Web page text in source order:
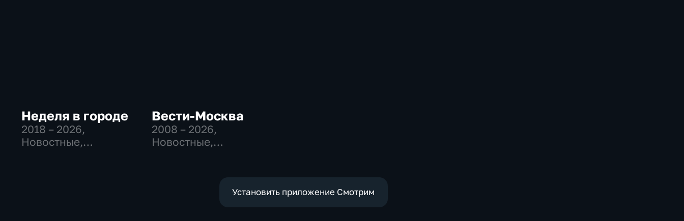
Неделя в городе
2018 – 2026,
Новостные,
Вести-Москва
2008 – 2026,
Новостные,
экономическиеУстановить приложение Смотрим